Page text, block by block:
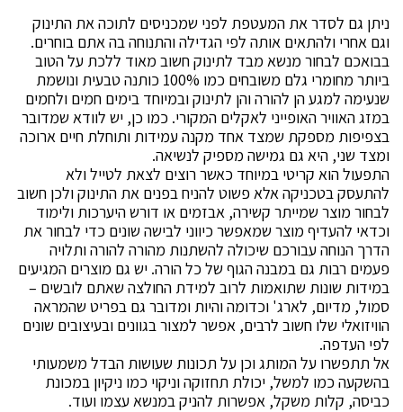
ניתן גם לסדר את המעטפת לפני שמכניסים לתוכה את התינוק
וגם אחרי ולהתאים אותה לפי הגדילה והתנוחה בה אתם בוחרים.
בבואכם לבחור מנשא מבד לתינוק חשוב מאוד ללכת על הטוב
ביותר מחומרי גלם משובחים כמו 100% כותנה טבעית ונושמת
שנעימה למגע הן להורה והן לתינוק ובמיוחד בימים חמים ולחמים
במזג האוויר האופייני לאקלים המקורי. כמו כן, יש לוודא שמדובר
בצפיפות מספקת שמצד אחד מקנה עמידות ותוחלת חיים ארוכה
ומצד שני, היא גם גמישה מספיק לנשיאה.
התפעול הוא קריטי במיוחד כאשר רוצים לצאת לטייל ולא
להתעסק בטכניקה אלא פשוט להניח בפנים את התינוק ולכן חשוב
לבחור מוצר שמייתר קשירה, אבזמים או דורש היערכות ולימוד
וכדאי להעדיף מוצר שמאפשר כיווני לבישה שונים כדי לבחור את
הדרך הנוחה עבורכם שיכולה להשתנות מהורה להורה ותלויה
פעמים רבות גם במבנה הגוף של כל הורה. יש גם מוצרים המגיעים
במידות שונות שתואמות לרוב למידת החולצה שאתם לובשים –
סמול, מדיום, לארג' וכדומה והיות ומדובר גם בפריט שהמראה
הוויזואלי שלו חשוב לרבים, אפשר למצור בגוונים ובעיצובים שונים
לפי העדפה.
אל תתפשרו על המותג וכן על תכונות שעושות הבדל משמעותי
בהשקעה כמו למשל, יכולת תחזוקה וניקוי כמו ניקיון במכונת
כביסה, קלות משקל, אפשרות להניק במנשא עצמו ועוד.